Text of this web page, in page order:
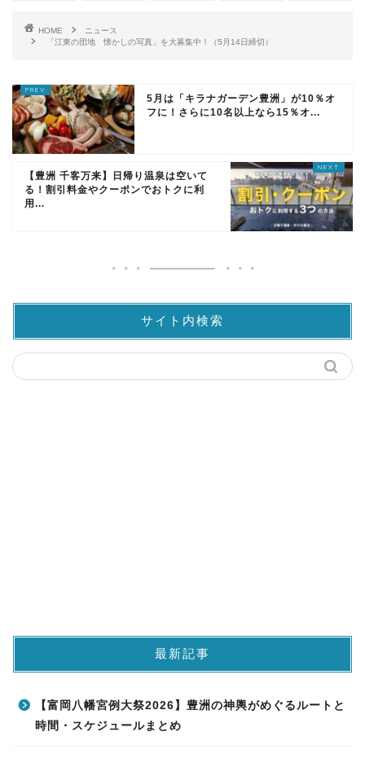
HOME
ニュース
「江東の団地 懐かしの写真」を大募集中！（5月14日締切）
5月は「キラナガーデン豊洲」が10％オ
フに！さらに10名以上なら15％オ...
【豊洲 千客万来】日帰り温泉は空いて
る！割引料金やクーポンでおトクに利
用...
サイト内検索
最新記事
【富岡八幡宮例大祭2026】豊洲の神輿がめぐるルートと
時間・スケジュールまとめ